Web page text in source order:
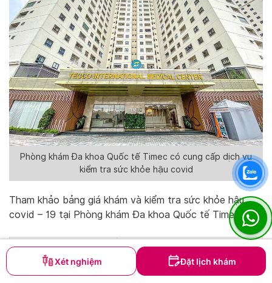
Xét nghiệm Đặt lịch khám
Phòng khám Đa khoa Quốc tế Timec có cung cấp dịch vụ
kiểm tra sức khỏe hậu covid
Tham khảo bảng giá khám và kiểm tra sức khỏe hậu
covid – 19 tại Phòng khám Đa khoa Quốc tế Timec:
Dịch vụ: Mức giá:
Đo điện tim